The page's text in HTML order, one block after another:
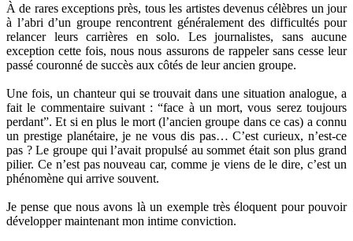
À de rares exceptions près, tous les artistes devenus célèbres un jour
à l’abri d’un groupe rencontrent généralement des difficultés pour
relancer leurs carrières en solo. Les journalistes, sans aucune
exception cette fois, nous nous assurons de rappeler sans cesse leur
passé couronné de succès aux côtés de leur ancien groupe.
Une fois, un chanteur qui se trouvait dans une situation analogue, a
fait le commentaire suivant : “face à un mort, vous serez toujours
perdant”. Et si en plus le mort (l’ancien groupe dans ce cas) a connu
un prestige planétaire, je ne vous dis pas… C’est curieux, n’est-ce
pas ? Le groupe qui l’avait propulsé au sommet était son plus grand
pilier. Ce n’est pas nouveau car, comme je viens de le dire, c’est un
phénomène qui arrive souvent.
Je pense que nous avons là un exemple très éloquent pour pouvoir
développer maintenant mon intime conviction.